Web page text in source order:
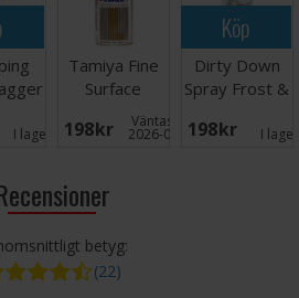
I lager:
Tamiya Fine
Surface
Primer L
Oxide Red
198 SEK Väntas in:
2026-09-30
Köp
Dirty Down
Spray Frost &
198 SEK I
betyg:
(22)